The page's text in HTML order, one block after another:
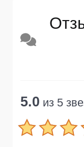
5.0 из 5